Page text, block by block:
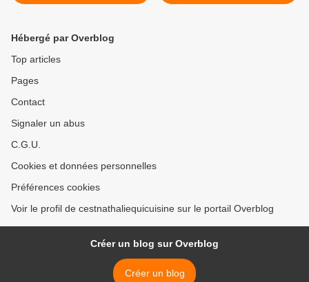
Hébergé par Overblog
Top articles
Pages
Contact
Signaler un abus
C.G.U.
Cookies et données personnelles
Préférences cookies
Voir le profil de cestnathaliequicuisine sur le portail Overblog
Créer un blog sur Overblog
Créer un blog